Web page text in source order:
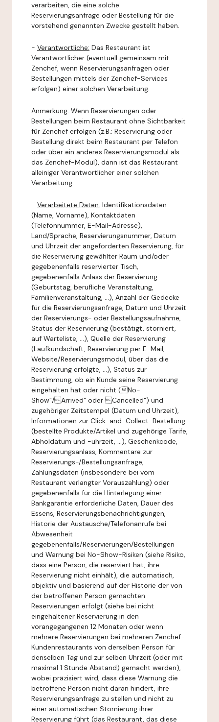
verarbeiten, die eine solche
Reservierungsanfrage oder Bestellung für die
vorstehend genannten Zwecke gestellt haben.
- Verantwortliche: Das Restaurant ist
Verantwortlicher (eventuell gemeinsam mit
Zenchef, wenn Reservierungsanfragen oder
Bestellungen mittels der Zenchef-Services
erfolgen) einer solchen Verarbeitung.
Anmerkung: Wenn Reservierungen oder
Bestellungen beim Restaurant ohne Sichtbarkeit
für Zenchef erfolgen (z.B.: Reservierung oder
Bestellung direkt beim Restaurant per Telefon
oder über ein anderes Reservierungsmodul als
das Zenchef-Modul), dann ist das Restaurant
alleiniger Verantwortlicher einer solchen
Verarbeitung.
- Verarbeitete Daten: Identifikationsdaten
(Name, Vorname), Kontaktdaten
(Telefonnummer, E-Mail-Adresse),
Land/Sprache, Reservierungsnummer, Datum
und Uhrzeit der angeforderten Reservierung, für
die Reservierung gewählter Raum und/oder
gegebenenfalls reservierter Tisch,
gegebenenfalls Anlass der Reservierung
(Geburtstag, berufliche Veranstaltung,
Familienveranstaltung, ...), Anzahl der Gedecke
für die Reservierungsanfrage, Datum und Uhrzeit
der Reservierungs- oder Bestellungsaufnahme,
Status der Reservierung (bestätigt, storniert,
auf Warteliste, ...), Quelle der Reservierung
(Laufkundschaft, Reservierung per E-Mail,
Website/Reservierungsmodul, über das die
Reservierung erfolgte, ...), Status zur
Bestimmung, ob ein Kunde seine Reservierung
eingehalten hat oder nicht (No-
Show"/Arrived" oder Cancelled") und
zugehöriger Zeitstempel (Datum und Uhrzeit),
Informationen zur Click-and-Collect-Bestellung
(bestellte Produkte/Artikel und zugehörige Tarife,
Abholdatum und -uhrzeit, ...), Geschenkcode,
Reservierungsanlass, Kommentare zur
Reservierungs-/Bestellungsanfrage,
Zahlungsdaten (insbesondere bei vom
Restaurant verlangter Vorauszahlung) oder
gegebenenfalls für die Hinterlegung einer
Bankgarantie erforderliche Daten, Dauer des
Essens, Reservierungsbenachrichtigungen,
Historie der Austausche/Telefonanrufe bei
Abwesenheit
gegebenenfalls/Reservierungen/Bestellungen
und Warnung bei No-Show-Risiken (siehe Risiko,
dass eine Person, die reserviert hat, ihre
Reservierung nicht einhält), die automatisch,
objektiv und basierend auf der Historie der von
der betroffenen Person gemachten
Reservierungen erfolgt (siehe bei nicht
eingehaltener Reservierung in den
vorangegangenen 12 Monaten oder wenn
mehrere Reservierungen bei mehreren Zenchef-
Kundenrestaurants von derselben Person für
denselben Tag und zur selben Uhrzeit (oder mit
maximal 1 Stunde Abstand) gemacht werden),
wobei präzisiert wird, dass diese Warnung die
betroffene Person nicht daran hindert, ihre
Reservierungsanfrage zu stellen und nicht zu
einer automatischen Stornierung ihrer
Reservierung führt (das Restaurant, das diese